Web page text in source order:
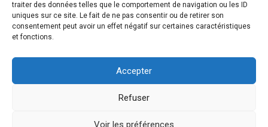
traiter des données telles que le comportement de navigation ou les ID
uniques sur ce site. Le fait de ne pas consentir ou de retirer son
consentement peut avoir un effet négatif sur certaines caractéristiques
et fonctions.
Accepter
Refuser
Voir les préférences